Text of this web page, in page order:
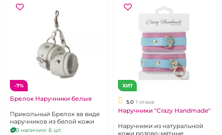
-7%
Брелок Наручники белые
Прикольный Брелок вв виде
наручников из белой кожи
В наличии: 6 шт.
ХИТ
5.0 1 отзыв
Наручники "Crazy Handmade"
Наручники из натуральной
кожи розово-мятные